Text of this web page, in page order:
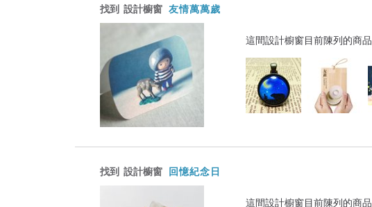
找到 設計櫥窗 友情萬萬歲
這間設計櫥窗目前陳列的商品
找到 設計櫥窗 回憶紀念日
這間設計櫥窗目前陳列的商品